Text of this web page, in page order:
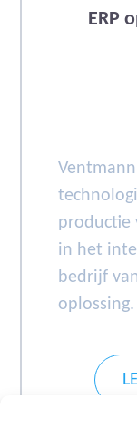
ERP
productie
in het
bedrijf
oplossing.